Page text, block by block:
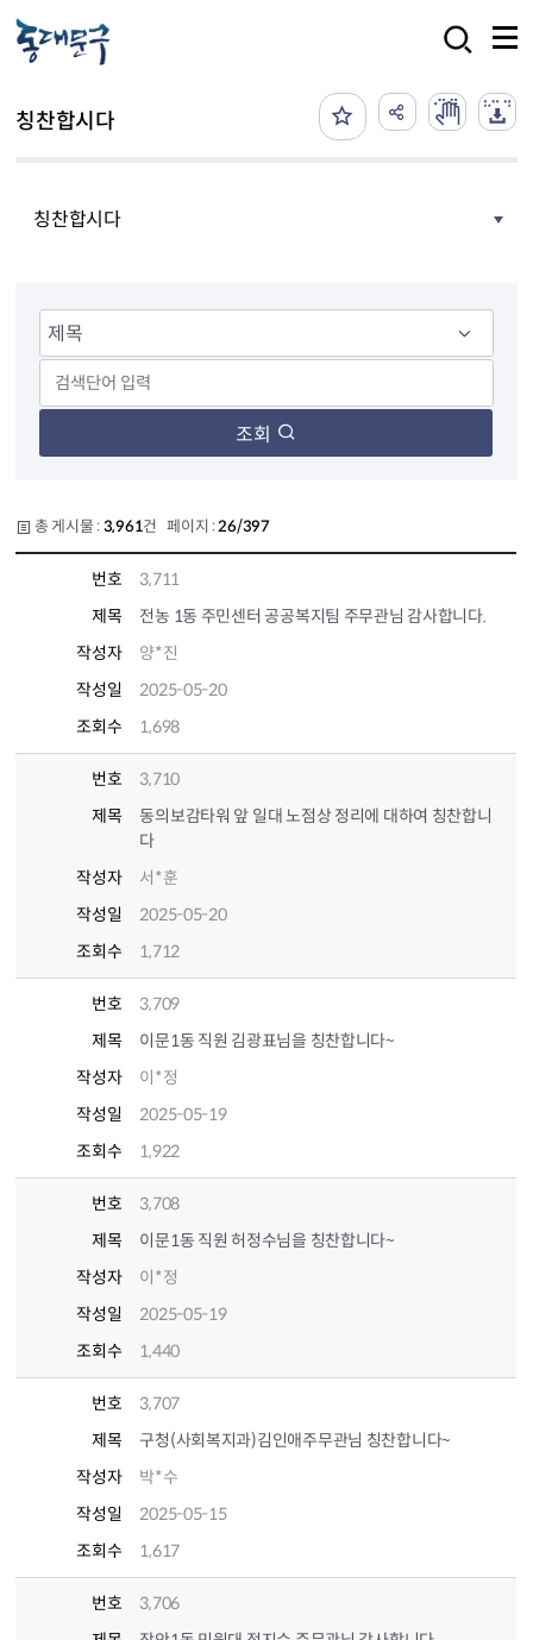
칭찬합시다
칭찬합시다
조회
총 게시물 : 3,961건 페이지 :26/397
번호
3,711
제목
전농 1동 주민센터 공공복지팀 주무관님 감사합니다.
작성자
양*진
작성일
2025-05-20
조회수
1,698
번호
3,710
제목
동의보감타워 앞 일대 노점상 정리에 대하여 칭찬합니
다
작성자
서*훈
작성일
2025-05-20
조회수
1,712
번호
3,709
제목
이문1동 직원 김광표님을 칭찬합니다~
작성자
이*정
작성일
2025-05-19
조회수
1,922
번호
3,708
제목
이문1동 직원 허정수님을 칭찬합니다~
작성자
이*정
작성일
2025-05-19
조회수
1,440
번호
3,707
제목
구청(사회복지과)김인애주무관님 칭찬합니다~
작성자
박*수
작성일
2025-05-15
조회수
1,617
번호
3,706